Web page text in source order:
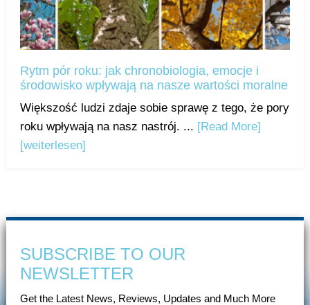
Rytm pór roku: jak chronobiologia, emocje i
środowisko wpływają na nasze wartości moralne
Większość ludzi zdaje sobie sprawę z tego, że pory
roku wpływają na nasz nastrój. ... [Read More]
[weiterlesen]
SUBSCRIBE TO OUR
NEWSLETTER
Get the Latest News, Reviews, Updates and Much More